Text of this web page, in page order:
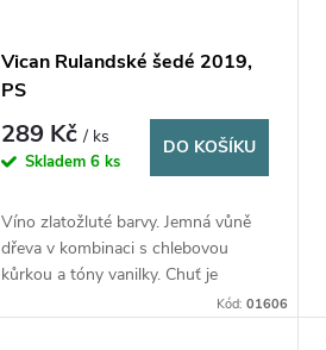
Vican Rulandské šedé 2019,
PS
289 Kč/ ks
Skladem 6 ks
DO KOŠÍKU
Víno zlatožluté barvy. Jemná vůně
dřeva v kombinaci s chlebovou
kůrkou a tóny vanilky. Chuť je
komplexní, plná hladké kaštanové
Kód:01606